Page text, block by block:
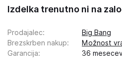
Izdelka trenutno ni na
Prodajalec:
Big Bang
Brezskrben nakup:
Možnost
Garancija: 36